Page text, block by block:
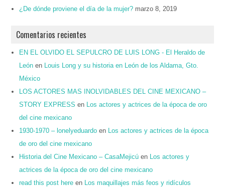
¿De dónde proviene el día de la mujer? marzo 8, 2019
Comentarios recientes
EN EL OLVIDO EL SEPULCRO DE LUIS LONG - El Heraldo de
León en
Louis Long y su historia en León de los Aldama, Gto.
México
LOS ACTORES MAS INOLVIDABLES DEL CINE MEXICANO –
STORY EXPRESS en
Los actores y actrices de la época de oro
del cine mexicano
1930-1970 – lonelyeduardo en
Los actores y actrices de la época
de oro del cine mexicano
Historia del Cine Mexicano – CasaMejicú en
Los actores y
actrices de la época de oro del cine mexicano
read this post here en Los maquillajes más feos y ridículos